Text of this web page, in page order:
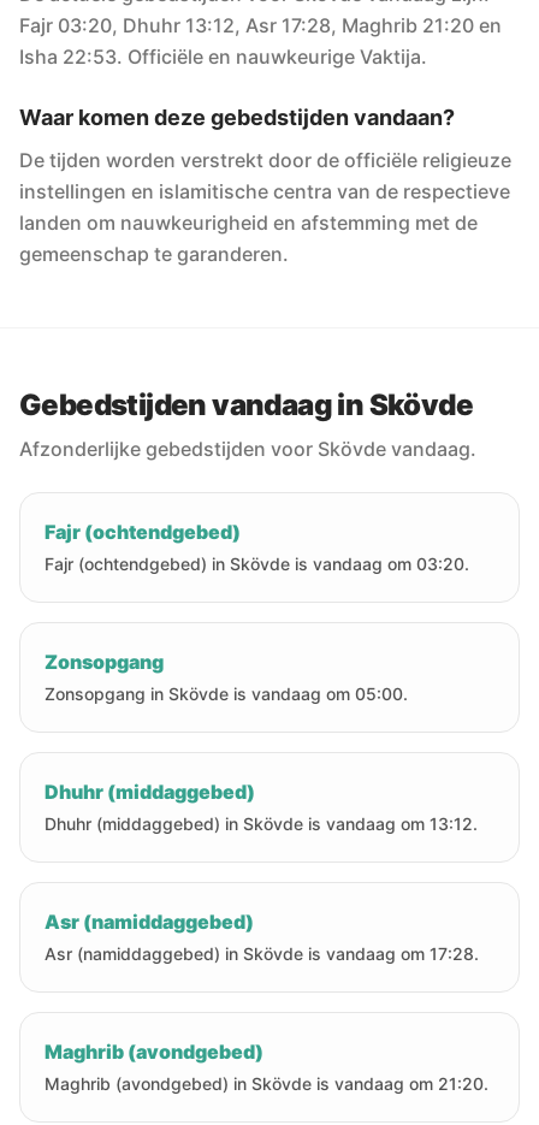
Fajr 03:20, Dhuhr 13:12, Asr 17:28, Maghrib 21:20 en
Isha 22:53. Officiële en nauwkeurige Vaktija.
Waar komen deze gebedstijden vandaan?
De tijden worden verstrekt door de officiële religieuze
instellingen en islamitische centra van de respectieve
landen om nauwkeurigheid en afstemming met de
gemeenschap te garanderen.
Gebedstijden vandaag in Skövde
Afzonderlijke gebedstijden voor Skövde vandaag.
Fajr (ochtendgebed)
Fajr (ochtendgebed) in Skövde is vandaag om 03:20.
Zonsopgang
Zonsopgang in Skövde is vandaag om 05:00.
Dhuhr (middaggebed)
Dhuhr (middaggebed) in Skövde is vandaag om 13:12.
Asr (namiddaggebed)
Asr (namiddaggebed) in Skövde is vandaag om 17:28.
Maghrib (avondgebed)
Maghrib (avondgebed) in Skövde is vandaag om 21:20.